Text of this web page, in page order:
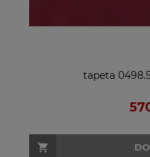
tapeta